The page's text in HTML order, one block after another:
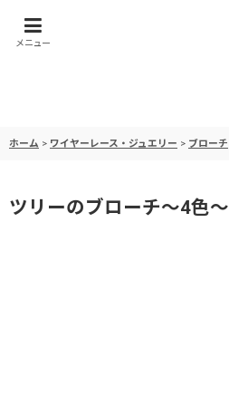
メニュー
ホーム > ワイヤーレース・ジュエリー > ブローチ
ツリーのブローチ〜4色〜